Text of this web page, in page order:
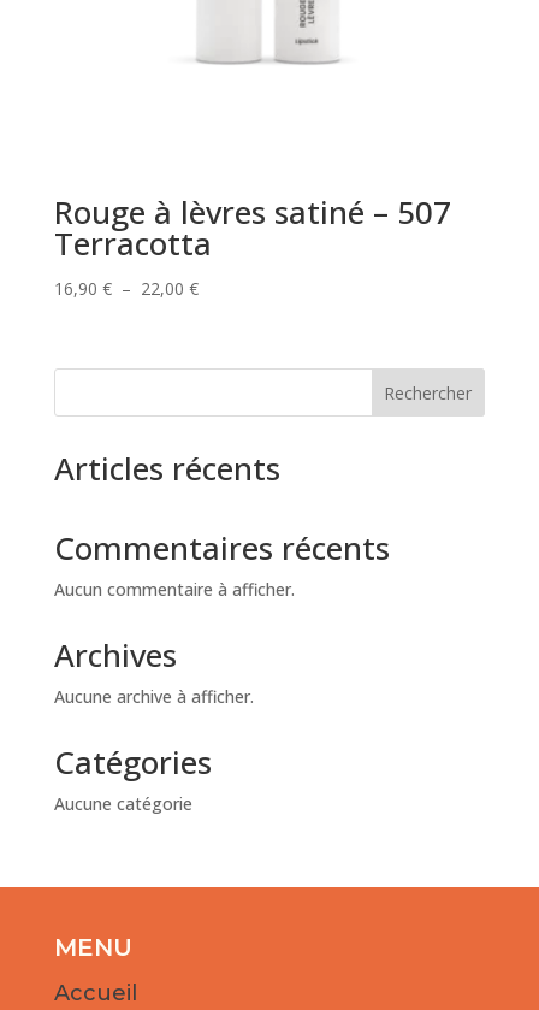
Rouge à lèvres satiné – 507
Terracotta
16,90 € – 22,00 €Plage
16,90 €
Rechercher
Articles récents
Commentaires récents
Aucun commentaire à afficher.
Archives
Aucune archive à afficher.
Catégories
Aucune catégorie
MENU
Accueil